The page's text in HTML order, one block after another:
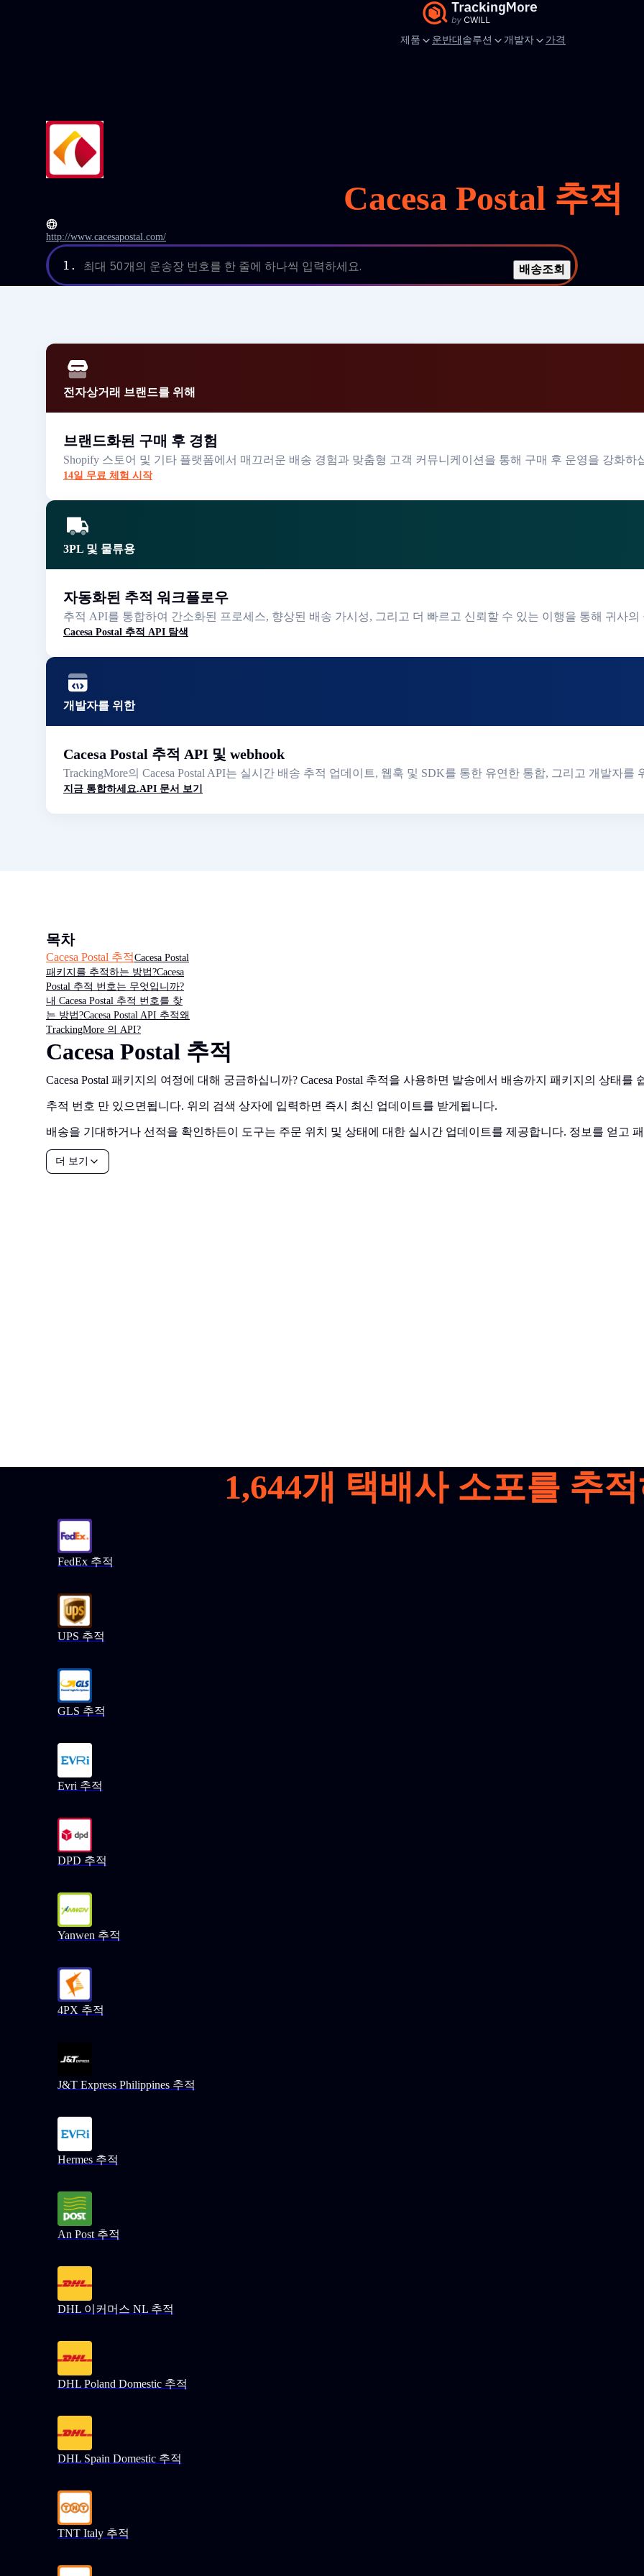
제품 운반대 솔루션 개발자 가격
Cacesa Postal 추적
http://www.cacesapostal.com/
1. 최대 50개의 운송장 번호를 한 줄에 하나씩 입력하세요. 배송조회
전자상거래 브랜드를 위해
브랜드화된 구매 후 경험
Shopify 스토어 및 기타 플랫폼에서 매끄러운 배송 경험과 맞춤형 고객 커뮤니케이션을 통해 구매 후 운영을 강화하
14일 무료 체험 시작
3PL 및 물류용
자동화된 추적 워크플로우
추적 API를 통합하여 간소화된 프로세스, 향상된 배송 가시성, 그리고 더 빠르고 신뢰할 수 있는 이행을 통해 귀사
Cacesa Postal 추적 API 탐색
개발자를 위한
Cacesa Postal 추적 API 및 webhook
TrackingMore의 Cacesa Postal API는 실시간 배송 추적 업데이트, 웹훅 및 SDK를 통한 유연한 통합, 그리고 개발자
지금 통합하세요.API 문서 보기
목차
Cacesa Postal 추적Cacesa Postal
패키지를 추적하는 방법?Cacesa
Postal 추적 번호는 무엇입니까?
내 Cacesa Postal 추적 번호를 찾
는 방법?Cacesa Postal API 추적왜
TrackingMore 의 API?
Cacesa Postal 추적
Cacesa Postal 패키지의 여정에 대해 궁금하십니까? Cacesa Postal 추적을 사용하면 발송에서 배송까지 패키지의 상태를
추적 번호 만 있으면됩니다. 위의 검색 상자에 입력하면 즉시 최신 업데이트를 받게됩니다.
배송을 기대하거나 선적을 확인하든이 도구는 주문 위치 및 상태에 대한 실시간 업데이트를 제공합니다. 정보를 얻고
더 보기
1,644개 택배사 소포를 추
FedEx 추적
UPS 추적
GLS 추적
Evri 추적
DPD 추적
Yanwen 추적
4PX 추적
J&T Express Philippines 추적
Hermes 추적
An Post 추적
DHL 이커머스 NL 추적
DHL Poland Domestic 추적
DHL Spain Domestic 추적
TNT Italy 추적